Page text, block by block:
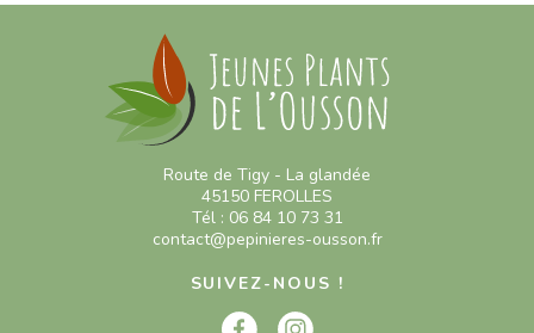
Route de Tigy - La glandée
45150 FEROLLES
Tél : 06 84 10 73 31
contact@pepinieres-ousson.fr
SUIVEZ-NOUS !